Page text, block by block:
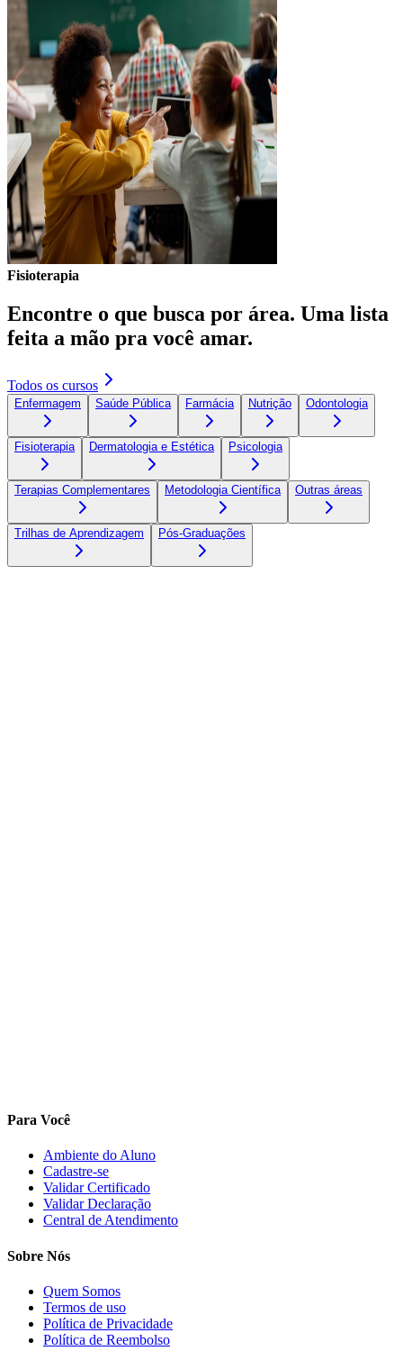
Fisioterapia
Encontre o que busca por área. Uma lista
feita a mão pra você amar.
Todos os cursos
Enfermagem Saúde Pública Farmácia Nutrição Odontologia
Fisioterapia Dermatologia e Estética Psicologia
Terapias Complementares Metodologia Científica Outras áreas
Trilhas de Aprendizagem Pós-Graduações
Para Você
Ambiente do Aluno
Cadastre-se
Validar Certificado
Validar Declaração
Central de Atendimento
Sobre Nós
Quem Somos
Termos de uso
Política de Privacidade
Política de Reembolso